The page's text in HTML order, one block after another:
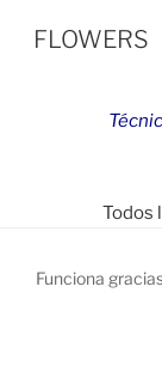
PUBLICADO
EL
FLOWERS
Todos
Funciona